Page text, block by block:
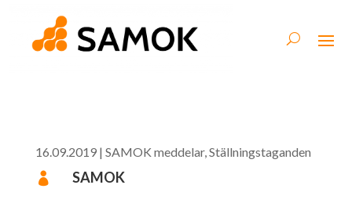
16.09.2019| SAMOK meddelar,Ställningstaganden
 SAMOK